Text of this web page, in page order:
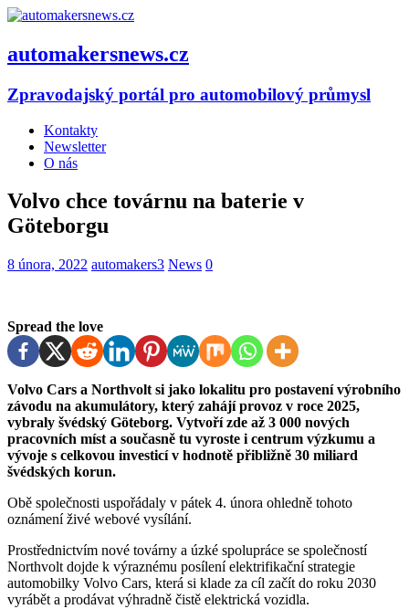
automakersnews.cz
Zpravodajský portál pro automobilový průmysl
Kontakty
Newsletter
O nás
Volvo chce továrnu na baterie v
Göteborgu
8 února, 2022 automakers3 News 0
Spread the love
Volvo Cars a Northvolt si jako lokalitu pro postavení výrobního
závodu na akumulátory, který zahájí provoz v roce 2025,
vybraly švédský Göteborg. Vytvoří zde až 3 000 nových
pracovních míst a současně tu vyroste i centrum výzkumu a
vývoje s celkovou investicí v hodnotě přibližně 30 miliard
švédských korun.
Obě společnosti uspořádaly v pátek 4. února ohledně tohoto
oznámení živé webové vysílání.
Prostřednictvím nové továrny a úzké spolupráce se společností
Northvolt dojde k výraznému posílení elektrifikační strategie
automobilky Volvo Cars, která si klade za cíl začít do roku 2030
vyrábět a prodávat výhradně čistě elektrická vozidla.